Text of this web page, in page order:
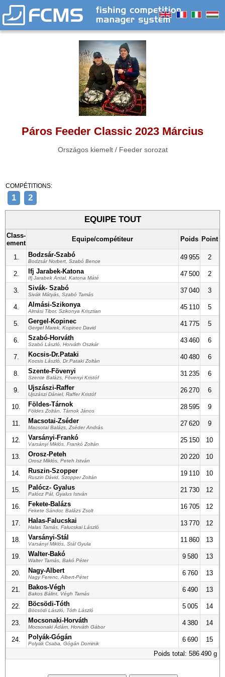
Páros Feeder Classic 2023 Március
Országos kiemelt / Feeder sorozat
COMPÉTITIONS:
1 2
EQUIPE TOUT
Class-
ement
Equipe/compétiteur Poids Point
1. Bodzsár-Szabó
Bodzsár Norbert, Szabó Bence
49 955 2
2. Ifj Jarabek-Katona
Ifj Jarabek Antal, Katona Máté
47 500 2
3. Sivák- Szabó
Sivák Mátyás, Szabó Tamás
37 040 3
4. Almási-Szikonya
Almási Tibor, Szikonya Krisztian
45 110 5
5. Gergel-Kopinec
Gergel Marek, Kopinec David
41 775 5
6. Szabó-Horváth
Szabó László, Horváth Oszkár
43 460 6
7. Kocsis-Dr.Pataki
Kocsis László, Dr.Pataki Zoltàn
40 480 6
8. Szente-Fövenyi
Szente Balázs, Fövenyi Kristóf
31 235 6
9. Ujszászi-Raffer
Ujszászi Dániel, Raffer Kristóf
26 270 6
10. Földes-Tárnok
Földes Zoltán, Tárnok János
28 595 9
11. Macsotai-Zséder
Macsotai Balázs, Zséder András
27 620 9
12. Varsányi-Frankó
Varsányi Miklós, Frankó Zoltán
25 150 10
13. Orosz-Peteh
Orosz Miklós, Peteh István
20 220 10
14. Ruszin-Szopper
Ruszin Dávid, Szopper Zoltán
19 110 10
15. Palócz- Gyalus
Palócz Pál, Gyalus István
21 730 12
16. Fekete-Balázs
Fekete Sándor, Balázs Zsolt
16 705 12
17. Halas-Falucskai
Halas Tamás, Falucskai László
13 770 12
18. Varsányi-Stál
Varsányi Miklós, Stál Gyula
11 860 13
19. Walter-Bakó
Walter Tamás, Bakó Péter
9 580 13
20. Nagy-Albert
Nagy Ferenc, Albert-Pétet
6 760 13
21. Bakos-Végh
Bakos Bálint, Végh Tamás
6 490 13
22. Böcsödi-Tóth
Böcsödi László, Tóth László
5 005 14
23. Mocsonaki-Horváth
Mocsonaki Ádám, Horváth Gábor
4 380 14
24. Polyák-Gógán
Polyák Csaba, Gógán Dominik
6 690
15
Poids total: 586 490 g